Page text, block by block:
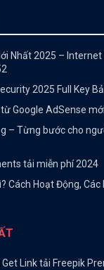
Nhất 2025 –
2025 Full Key
Google AdSense
– Từng bước cho
tải miễn phí 2024
Cách Hoạt Động, Các
Get Link tải Freepik